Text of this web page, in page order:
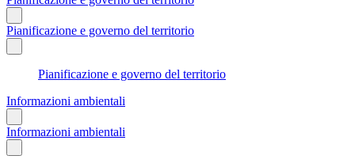
Pianificazione e governo del territorio
Pianificazione e governo del territorio
Informazioni ambientali
Informazioni ambientali